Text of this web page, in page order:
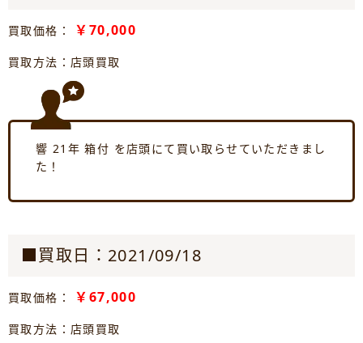
買取価格： ￥70,000
買取方法：店頭買取
響 21年 箱付 を店頭にて買い取らせていただきまし
た！
■買取日：2021/09/18
買取価格： ￥67,000
買取方法：店頭買取